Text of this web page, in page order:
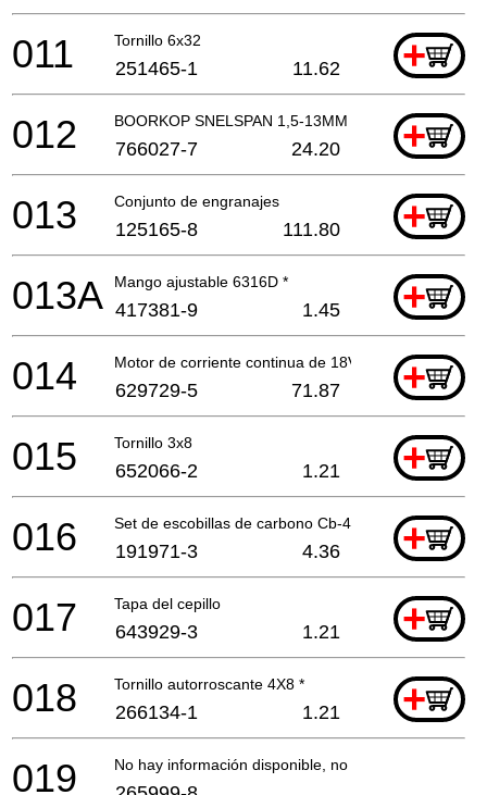
Tornillo 6x32 +
011 251465-1 11.62
BOORKOP SNELSPAN 1,5-13MM +
012 766027-7 24.20
Conjunto de engranajes +
013 125165-8 111.80
Mango ajustable 6316D * +
013A 417381-9 1.45
Motor de corriente continua de 18V +
014 629729-5 71.87
Tornillo 3x8 +
015 652066-2 1.21
Set de escobillas de carbono Cb-430 +
016 191971-3 4.36
Tapa del cepillo +
017 643929-3 1.21
Tornillo autorroscante 4X8 * +
018 266134-1 1.21
No hay información disponible, no se puede pedir
019